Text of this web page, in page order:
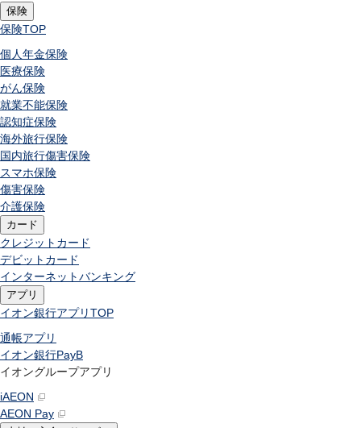
保険
保険TOP
個人年金保険
医療保険
がん保険
就業不能保険
認知症保険
海外旅行保険
国内旅行傷害保険
スマホ保険
傷害保険
介護保険
カード
クレジットカード
デビットカード
インターネットバンキング
アプリ
イオン銀行アプリTOP
通帳アプリ
イオン銀行PayB
イオングループアプリ
iAEON
AEON Pay